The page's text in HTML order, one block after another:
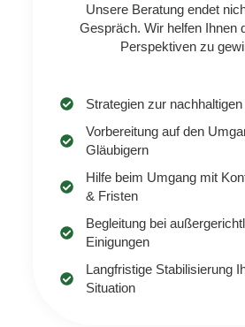
Unsere Beratung endet
Gespräch. Wir helfen Ihnen
Perspektiven zu
Strategien zur
Vorbereitung auf den
Gläubigern
Hilfe beim Umgang mit
& Fristen
Begleitung bei
Einigungen
Langfristige Stabilisierung
Situation